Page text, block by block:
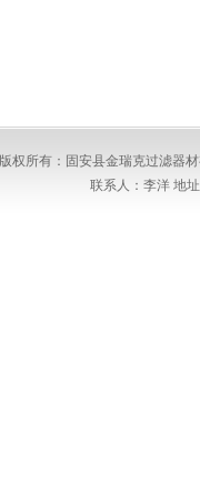
权所有：固安县金瑞克过滤器
联系人：李洋 地